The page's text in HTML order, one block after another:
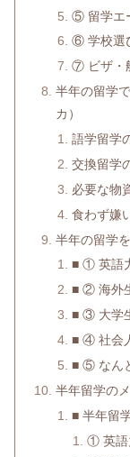
⑤ 留学エ
⑥ 学校選
⑦ ビザ・
半年の留学
カ）
語学留学
交換留学
必要な物
食わず嫌
半年の留学
■ ① 英語
■ ② 海外
■ ③ 大学
■ ④ 社会
■ ⑤ なん
半年留学の
■ 半年留
① 英語